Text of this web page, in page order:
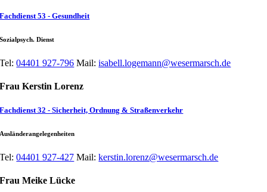
Fachdienst 53 - Gesundheit
Sozialpsych. Dienst
Tel: 04401 927-796 Mail: isabell.logemann@wesermarsch.de
Frau Kerstin Lorenz
Fachdienst 32 - Sicherheit, Ordnung & Straßenverkehr
Ausländerangelegenheiten
Tel: 04401 927-427 Mail: kerstin.lorenz@wesermarsch.de
Frau Meike Lücke